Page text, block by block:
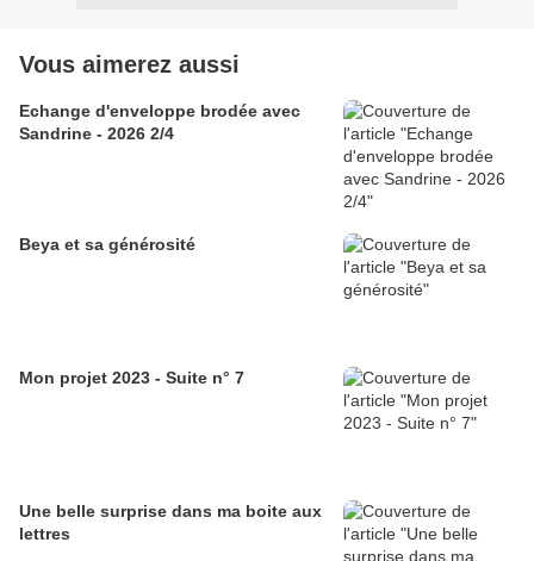
Vous aimerez aussi
Echange d'enveloppe brodée avec
Sandrine - 2026 2/4
Beya et sa générosité
Mon projet 2023 - Suite n° 7
Une belle surprise dans ma boite aux
lettres